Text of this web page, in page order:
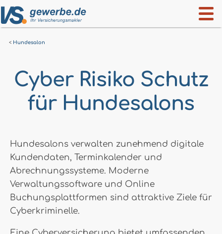
Hundesalon
Cyber Risiko Schutz
für Hundesalons
Hundesalons verwalten zunehmend digitale
Kundendaten, Terminkalender und
Abrechnungssysteme. Moderne
Verwaltungssoftware und Online
Buchungsplattformen sind attraktive Ziele für
Cyberkriminelle.